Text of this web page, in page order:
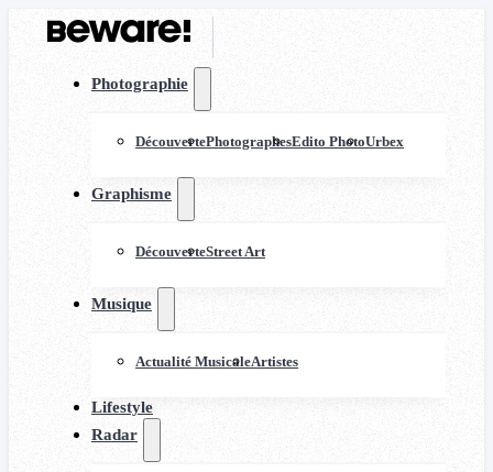
Photographie
DécouvertePhotographesEdito PhotoUrbex
Graphisme
DécouverteStreet Art
Musique
Actualité MusicaleArtistes
Lifestyle
Radar